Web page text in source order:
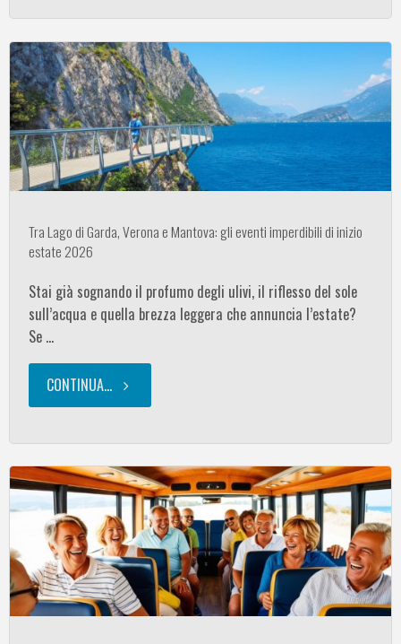
3
notti
tra
Garda,
Mantova"
Tra Lago di Garda, Verona e Mantova: gli eventi imperdibili di inizio
estate 2026
Stai già sognando il profumo degli ulivi, il riflesso del sole
sull’acqua e quella brezza leggera che annuncia l’estate?
Se …
CONTINUA..."Tra
di
Garda,
Verona
e